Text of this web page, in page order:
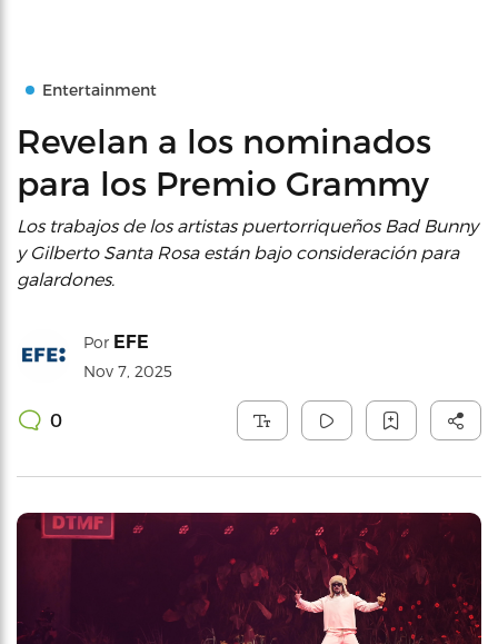
Entertainment
Revelan a los nominados
para los Premio Grammy
Los trabajos de los artistas puertorriqueños Bad Bunny
y Gilberto Santa Rosa están bajo consideración para
galardones.
Por EFE
Nov 7, 2025
0